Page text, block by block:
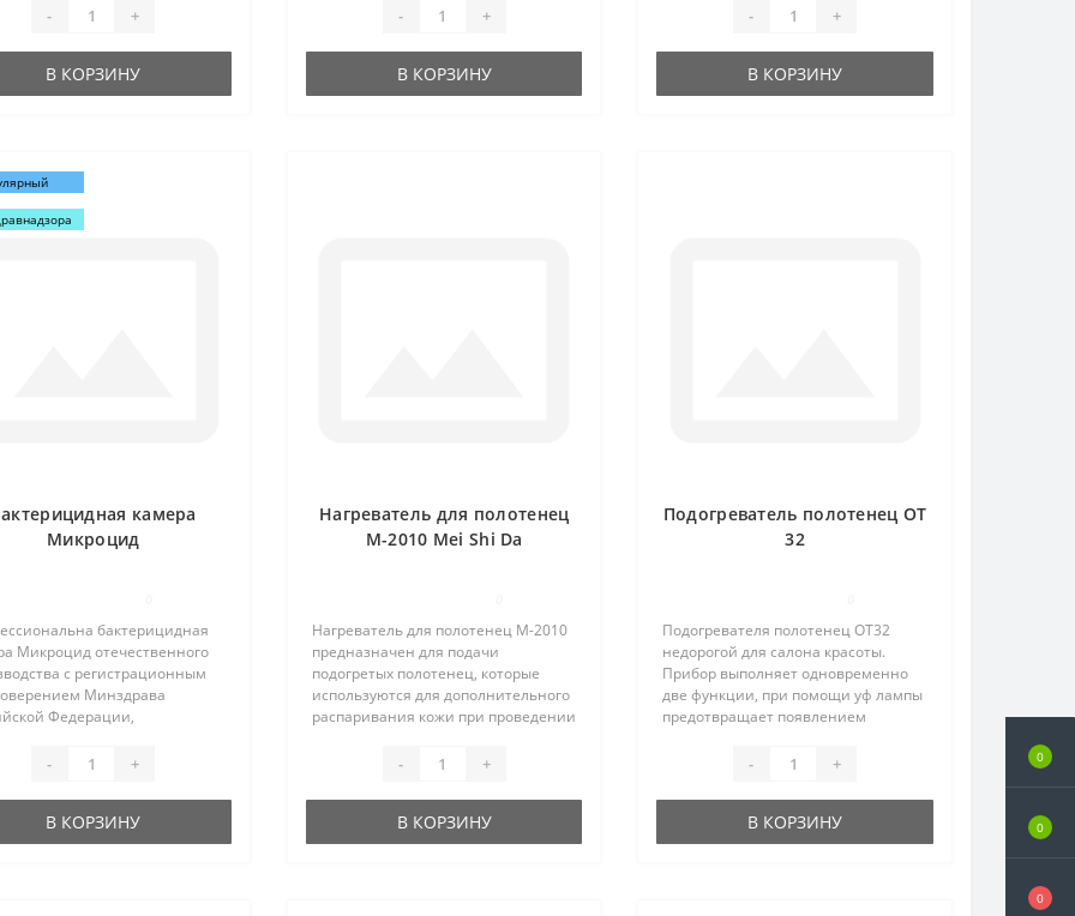
0
0
0
розетка на три вилки.
ящиков спос..
- +
В КОРЗИНУ
Объем камеры 2,5 литра. Сухожар
- +
В КОРЗИНУ
ящиками объемом 3,5 литра
лампы Philips..
- +
В КОРЗИНУ
камера
Микроцид
бактерицидная
Микроцид отечественного
с регистрационным
Минздрава
Федерации,
парикмахерского
инстр..
- +
В КОРЗИНУ
Нагреватель для полотенец
М-2010 Mei Shi Da
Нагреватель для полотенец М-2010
предназначен для подачи
подогретых полотенец, которые
используются для дополнительного
распаривания кожи при проведении
Для предотвращения наличия
предусмотрен..
- +
В КОРЗИНУ
Подогреватель полотенец ОТ
32
Подогревателя полотенец ОТ32
недорогой для салона красоты.
Прибор выполняет одновременно
две функции, при помощи уф лампы
предотвращает появлением
основную функцию подогревателя.
при помощ..
- +
В КОРЗИНУ